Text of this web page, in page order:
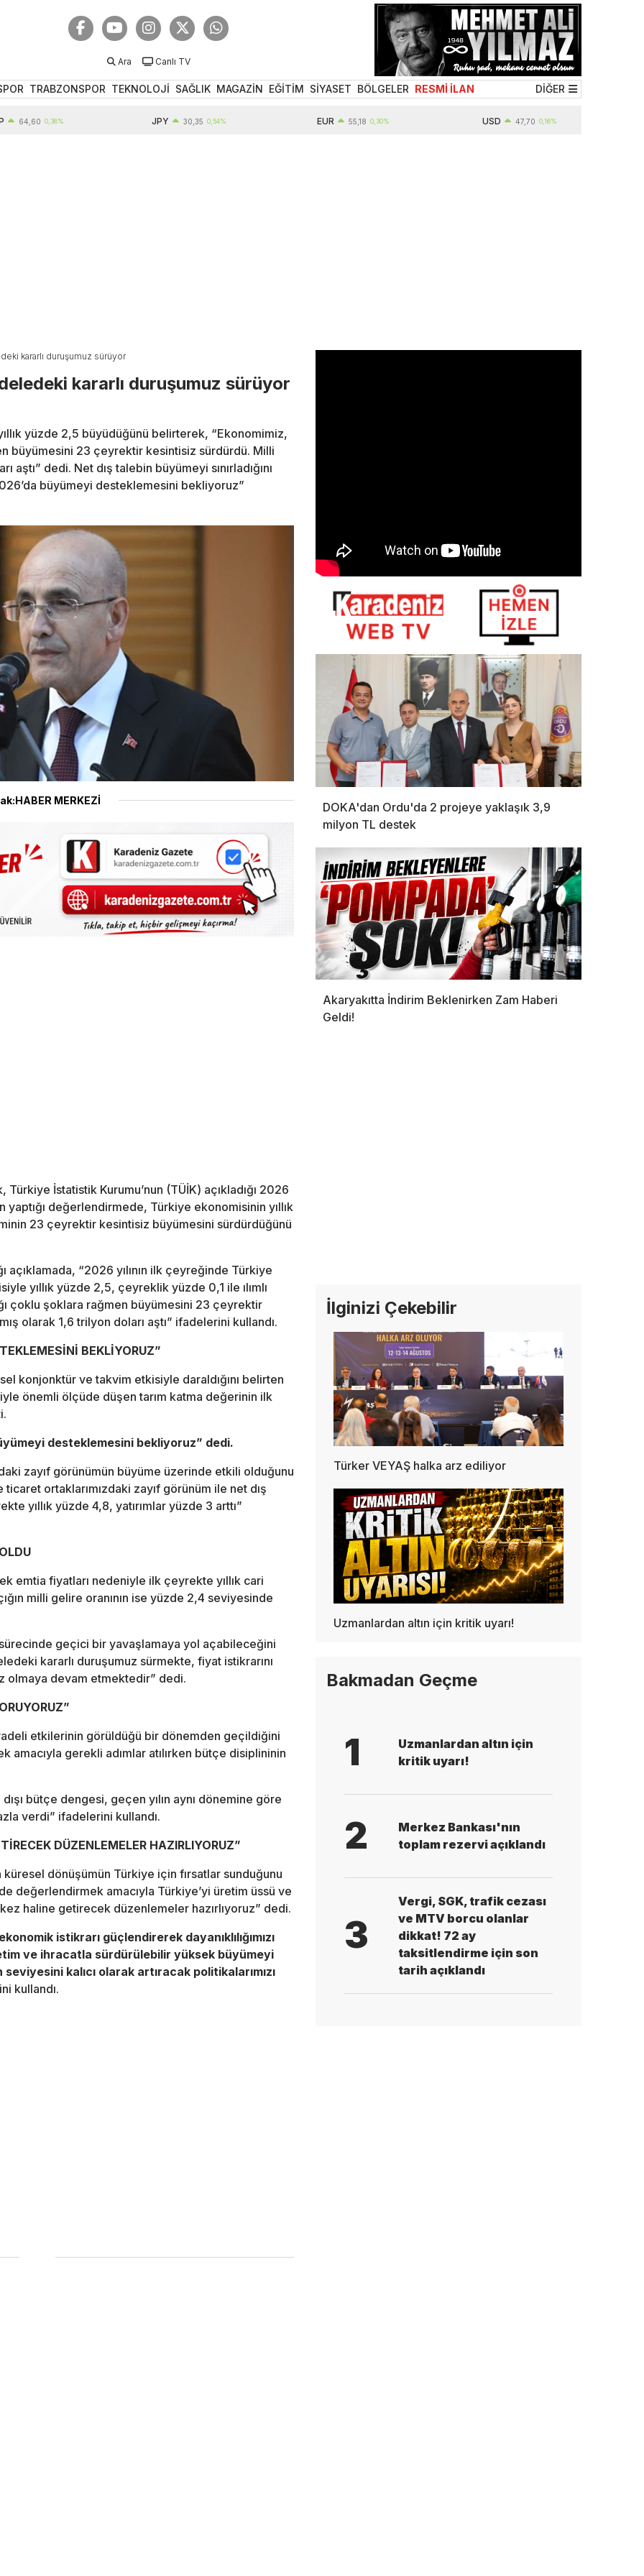
Ara Canlı TV
TRABZONSPOR TEKNOLOJİ SAĞLIK MAGAZİN EĞİTİM SİYASET BÖLGELER RESMİ İLAN DİĞER
0,38% 30,35 0,54% 55,18 0,30% 47,70 0,16%
kararlı duruşumuz sürüyor
kararlı duruşumuz sürüyor
yüzde 2,5 büyüdüğünü belirterek, “Ekonomimiz,
büyümesini 23 çeyrektir kesintisiz sürdürdü. Milli
aştı” dedi. Net dış talebin büyümeyi sınırladığını
büyümeyi desteklemesini bekliyoruz”
MERKEZİ
İstatistik Kurumu’nun (TÜİK) açıkladığı 2026
yaptığı değerlendirmede, Türkiye ekonomisinin yıllık
23 çeyrektir kesintisiz büyümesini sürdürdüğünü
açıklamada, “2026 yılının ilk çeyreğinde Türkiye
yıllık yüzde 2,5, çeyreklik yüzde 0,1 ile ılımlı
çoklu şoklara rağmen büyümesini 23 çeyrektir
olarak 1,6 trilyon doları aştı” ifadelerini kullandı.
BEKLİYORUZ”
konjonktür ve takvim etkisiyle daraldığını belirten
önemli ölçüde düşen tarım katma değerinin ilk
desteklemesini bekliyoruz” dedi.
zayıf görünümün büyüme üzerinde etkili olduğunu
ortaklarımızdaki zayıf görünüm ile net dış
yıllık yüzde 4,8, yatırımlar yüzde 3 arttı”
emtia fiyatları nedeniyle ilk çeyrekte yıllık cari
milli gelire oranının ise yüzde 2,4 seviyesinde
geçici bir yavaşlamaya yol açabileceğini
kararlı duruşumuz sürmekte, fiyat istikrarını
olmaya devam etmektedir” dedi.
etkilerinin görüldüğü bir dönemden geçildiğini
gerekli adımlar atılırken bütçe disiplininin
bütçe dengesi, geçen yılın aynı dönemine göre
verdi” ifadelerini kullandı.
DÜZENLEMELER HAZIRLIYORUZ”
dönüşümün Türkiye için fırsatlar sunduğunu
değerlendirmek amacıyla Türkiye’yi üretim üssü ve
haline getirecek düzenlemeler hazırlıyoruz” dedi.
istikrarı güçlendirerek dayanıklılığımızı
ve ihracatla sürdürülebilir yüksek büyümeyi
kalıcı olarak artıracak politikalarımızı
kullandı.
DOKA'dan Ordu'da 2 projeye yaklaşık 3,9
milyon TL destek
Akaryakıtta İndirim Beklenirken Zam Haberi
Geldi!
İlginizi Çekebilir
Türker VEYAŞ halka arz ediliyor
Uzmanlardan altın için kritik uyarı!
Bakmadan Geçme
1
Uzmanlardan altın için
kritik uyarı!
2
Merkez Bankası'nın
toplam rezervi açıklandı
3
Vergi, SGK, trafik cezası
ve MTV borcu olanlar
dikkat! 72 ay
taksitlendirme için son
tarih açıklandı